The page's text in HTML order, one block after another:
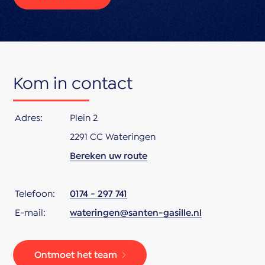
Kom in contact
Adres:
Plein 2
2291 CC Wateringen
Bereken uw route
Telefoon:
0174 - 297 741
E-mail:
wateringen@santen-gasille.nl
Ontmoet het team